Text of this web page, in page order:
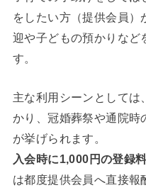
をしたい方（提供会員
迎や子どもの預かりなど
す。
主な利用シーンとして
かり、冠婚葬祭や通院時
が挙げられます。
入会時に1,000円の登録
は都度提供会員へ直接報